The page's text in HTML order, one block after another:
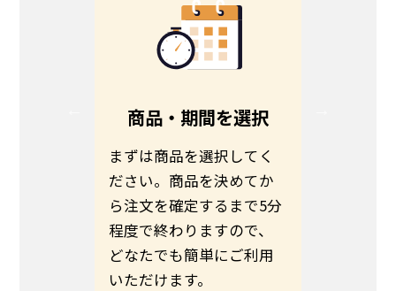
商品・期間を選択
まずは商品を選択してく
ださい。商品を決めてか
ら注文を確定するまで5分
程度で終わりますので、
どなたでも簡単にご利用
いただけます。